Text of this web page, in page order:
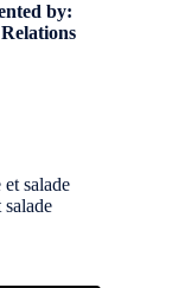
by:
salade
salade